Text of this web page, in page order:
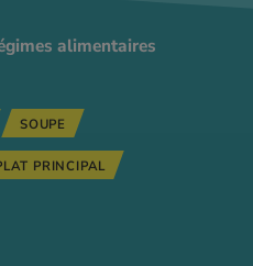
alimentaires
SOUPE
PRINCIPAL